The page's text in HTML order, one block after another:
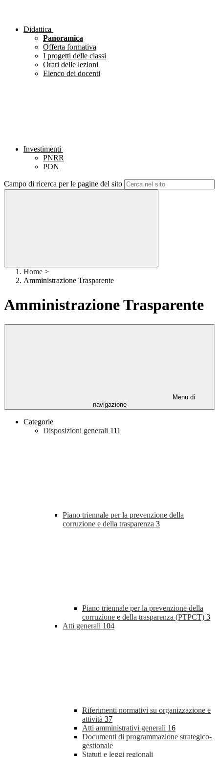
Didattica
Panoramica
Offerta formativa
I progetti delle classi
Orari delle lezioni
Elenco dei docenti
Investimenti
PNRR
PON
Campo di ricerca per le pagine del sito
Home >
Amministrazione Trasparente
Amministrazione Trasparente
Menu di
navigazione
Categorie
Disposizioni generali 111
Piano triennale per la prevenzione della
corruzione e della trasparenza 3
Piano triennale per la prevenzione della
corruzione e della trasparenza (PTPCT) 3
Atti generali 104
Riferimenti normativi su organizzazione e
attività 37
Atti amministrativi generali 16
Documenti di programmazione strategico-
gestionale
Statuti e leggi regionali